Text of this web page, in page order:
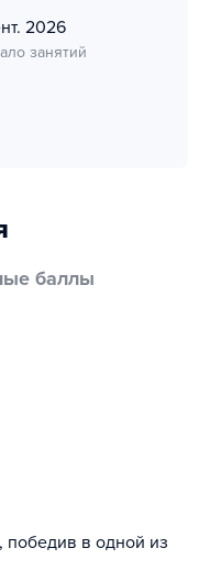
2026
занятий
баллы
победив в одной из